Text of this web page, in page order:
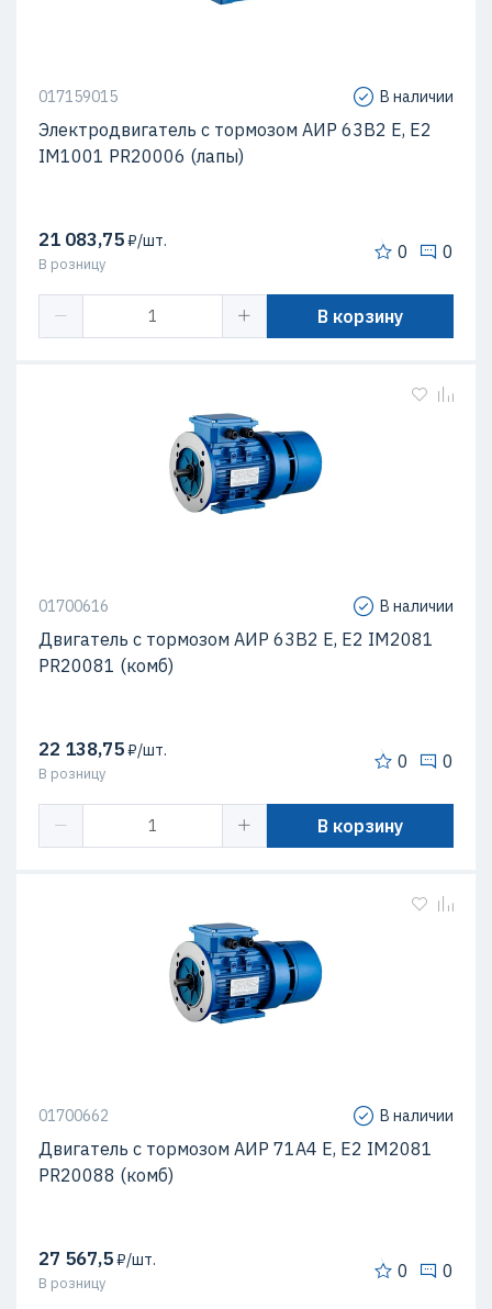
017159015 В наличии
Электродвигатель с тормозом АИР 63В2 Е, Е2
IM1001 PR20006 (лапы)
21 083,75₽/шт.
В розницу
0 0
В корзину
01700616 В наличии
Двигатель с тормозом АИР 63В2 Е, Е2 IM2081
PR20081 (комб)
22 138,75₽/шт.
В розницу
0 0
В корзину
01700662 В наличии
Двигатель с тормозом АИР 71А4 Е, Е2 IM2081
PR20088 (комб)
27 567,5₽/шт.
В розницу
0 0